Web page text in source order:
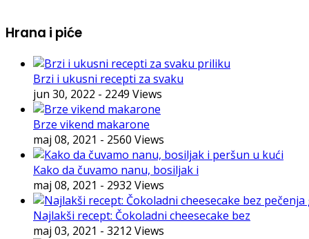
Hrana i piće
Brzi i ukusni recepti za svaku
jun 30, 2022 - 2249 Views
Brze vikend makarone
maj 08, 2021 - 2560 Views
Kako da čuvamo nanu, bosiljak i
maj 08, 2021 - 2932 Views
Najlakši recept: Čokoladni cheesecake bez
maj 03, 2021 - 3212 Views